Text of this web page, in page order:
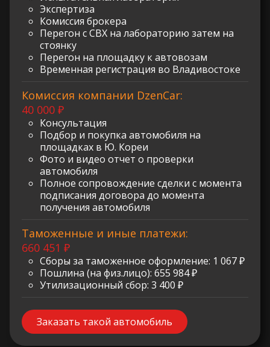
Экспертиза
Комиссия брокера
Перегон с СВХ на лабораторию затем на
стоянку
Перегон на площадку к автовозам
Временная регистрация во Владивостоке
Комиссия компании DzenCar:
40 000 ₽
Консультация
Подбор и покупка автомобиля на
площадках в Ю. Кореи
Фото и видео отчет о проверки
автомобиля
Полное сопровождение сделки с момента
подписания договора до момента
получения автомобиля
Таможенные и иные платежи:
660 451 ₽
Сборы за таможенное оформление: 1 067 ₽
Пошлина (на физ.лицо): 655 984 ₽
Утилизационный сбор: 3 400 ₽
Заказать такой автомобиль